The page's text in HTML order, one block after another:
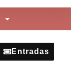
Entradas